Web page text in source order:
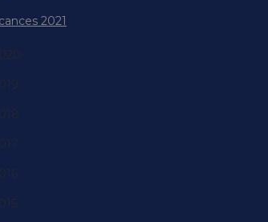
2021